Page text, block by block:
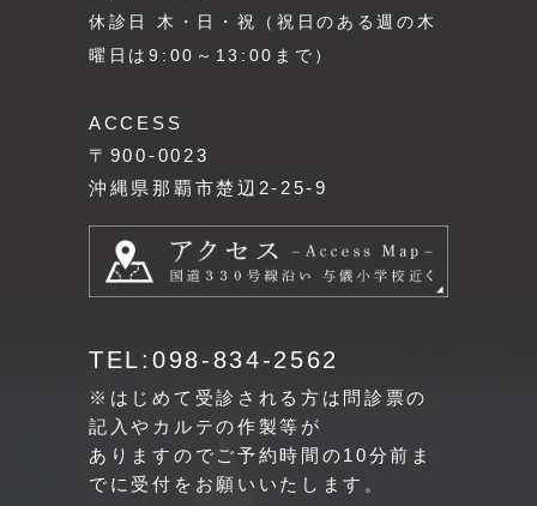
休診日 木・日・祝（祝日のある週の木
曜日は9:00～13:00まで）
ACCESS
〒900-0023
沖縄県那覇市楚辺2-25-9
TEL:098-834-2562
※はじめて受診される方は問診票の
記入やカルテの作製等が
ありますのでご予約時間の10分前ま
でに受付をお願いいたします。